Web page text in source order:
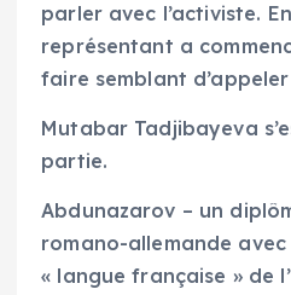
parler avec l’activiste.
représentant a
faire semblant
Mutabar Tadjibayeva
partie.
Abdunazarov – un
romano-allemande
« langue française » de